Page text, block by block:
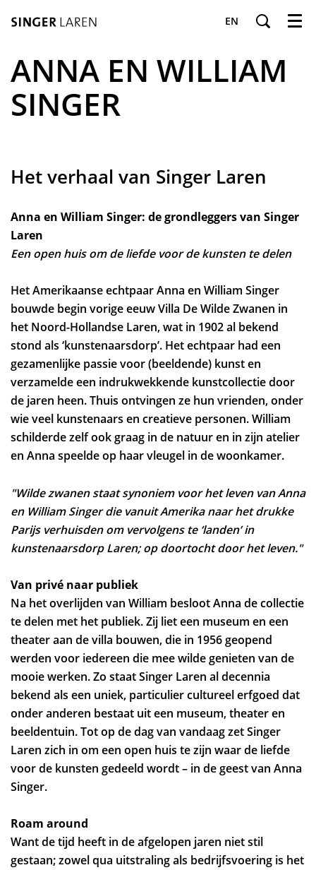
EN Menu
ANNA EN WILLIAM
SINGER
Het verhaal van Singer Laren
Anna en William Singer: de grondleggers van Singer
Laren
Een open huis om de liefde voor de kunsten te delen
Het Amerikaanse echtpaar Anna en William Singer
bouwde begin vorige eeuw Villa De Wilde Zwanen in
het Noord-Hollandse Laren, wat in 1902 al bekend
stond als ‘kunstenaarsdorp’. Het echtpaar had een
gezamenlijke passie voor (beeldende) kunst en
verzamelde een indrukwekkende kunstcollectie door
de jaren heen. Thuis ontvingen ze hun vrienden, onder
wie veel kunstenaars en creatieve personen. William
schilderde zelf ook graag in de natuur en in zijn atelier
en Anna speelde op haar vleugel in de woonkamer.
"Wilde zwanen staat synoniem voor het leven van Anna
en William Singer die vanuit Amerika naar het drukke
Parijs verhuisden om vervolgens te ‘landen’ in
kunstenaarsdorp Laren; op doortocht door het leven."
Van privé naar publiek
Na het overlijden van William besloot Anna de collectie
te delen met het publiek. Zij liet een museum en een
theater aan de villa bouwen, die in 1956 geopend
werden voor iedereen die mee wilde genieten van de
mooie werken. Zo staat Singer Laren al decennia
bekend als een uniek, particulier cultureel erfgoed dat
onder anderen bestaat uit een museum, theater en
beeldentuin. Tot op de dag van vandaag zet Singer
Laren zich in om een open huis te zijn waar de liefde
voor de kunsten gedeeld wordt – in de geest van Anna
Singer.
Roam around
Want de tijd heeft in de afgelopen jaren niet stil
gestaan; zowel qua uitstraling als bedrijfsvoering is het